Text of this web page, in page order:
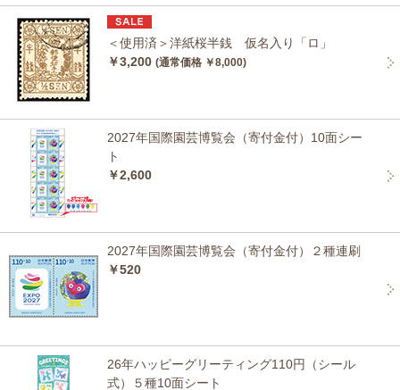
＜使用済＞洋紙桜半銭 仮名入り「ロ」
￥3,200 (通常価格 ￥8,000)
2027年国際園芸博覧会（寄付金付）10面シー
ト
￥2,600
2027年国際園芸博覧会（寄付金付）２種連刷
￥520
26年ハッピーグリーティング110円（シール
式）５種10面シート